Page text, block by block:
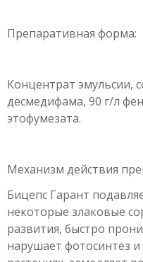
Препаративная форма:
Концентрат эмульсии,
десмедифама, 90 г/л
этофумезата.
Механизм действия
Бицепс Гарант
некоторые злаковые
развития, быстро
нарушает фотосинтез